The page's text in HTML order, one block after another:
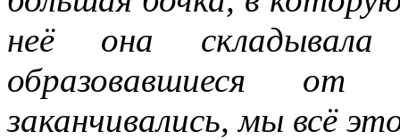
неё она
образовавшиеся от
заканчивались, мы всё